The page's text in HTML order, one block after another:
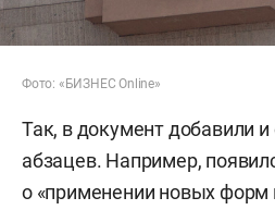
Фото: «БИЗНЕС Online»
Так, в документ добавили
абзацев. Например,
о «применении новых форм